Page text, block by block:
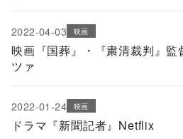
2022-04-03 映画
映画『国葬』・『粛清裁判』監
ツァ
2022-01-24 映画
ドラマ『新聞記者』Netflix